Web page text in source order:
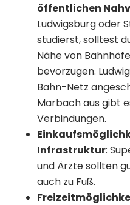
öffentlichen
Ludwigsburg oder
studierst, solltest
Nähe von
bevorzugen.
Bahn-Netz
Marbach aus gibt
Verbindungen.
Infrastruktur:
und Ärzte sollten
auch zu Fuß.